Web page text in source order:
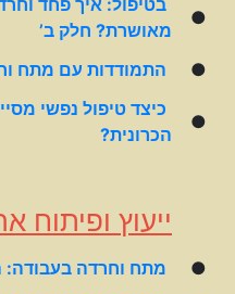
●
מאושרת? חלק ב’
●
התמודדות עם מתח
●
כיצד טיפול נפשי
הכרונית?
ייעוץ ופיתוח
●
מתח וחרדה בעבודה: